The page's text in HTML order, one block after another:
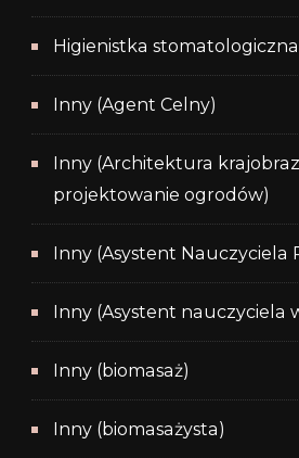
Higienistka stomatologiczna
Inny (Agent Celny)
Inny (Architektura
projektowanie ogrodów)
Inny (Asystent Nauczyciela
Inny (Asystent nauczyciela
Inny (biomasaż)
Inny (biomasażysta)